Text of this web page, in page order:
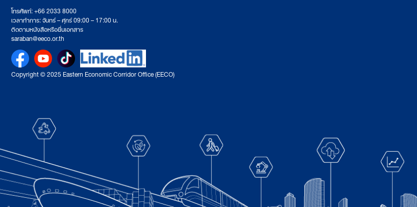
โทรศัพท์: +66 2033 8000
เวลาทำการ: จันทร์ – ศุกร์ 09:00 – 17:00 น.
ติดตามหนังสือหรือยื่นเอกสาร
saraban@eeco.or.th
Copyright © 2025 Eastern Economic Corridor Office (EECO)